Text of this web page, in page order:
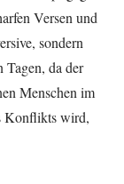
Versen und
sondern
Tagen, da der
Menschen im
Konflikts wird,